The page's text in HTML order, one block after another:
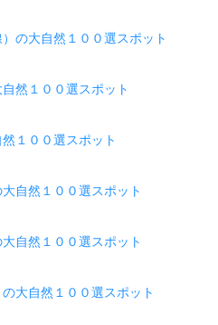
の大自然１００選スポット
然１００選スポット
１００選スポット
自然１００選スポット
自然１００選スポット
大自然１００選スポット